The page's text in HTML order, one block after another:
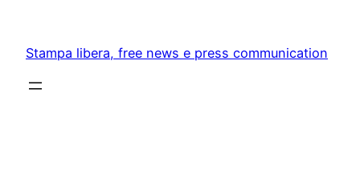
content
Stampa libera, free news e press communication